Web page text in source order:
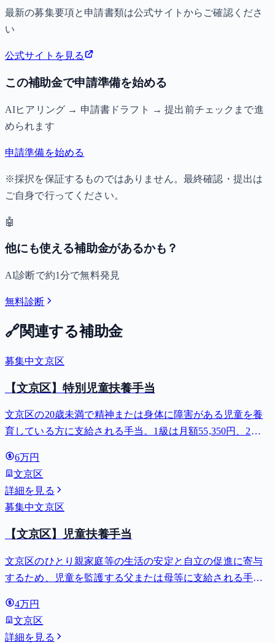
最新の募集要項と申請書類は公式サイトからご確認くださ
い
公式サイトを見る
この補助金で申請準備を始める
AIヒアリング → 申請書ドラフト → 提出前チェックまで進
められます
申請準備を始める
※採択を保証するものではありません。最終確認・提出は
ご自身で行ってください。
🤖
他にも使える補助金があるかも？
AI診断で約1分で無料発見
無料診断
🔗関連する補助金
募集中文京区
【文京区】特別児童扶養手当
文京区の20歳未満で精神または身体に障害がある児童を養
育している方に支給される手当。1級は月額55,350円、2級
6万円
文京区
詳細を見る
募集中文京区
【文京区】児童扶養手当
文京区のひとり親家庭等の生活の安定と自立の促進に寄与
するため、児童を監護する父または母等に支給される手
4万円
文京区
詳細を見る